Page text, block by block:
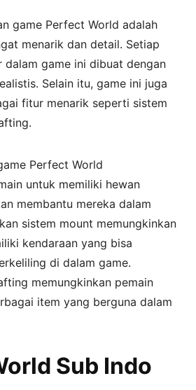
game Perfect World adalah
menarik dan detail. Setiap
dalam game ini dibuat dengan
Selain itu, game ini juga
fitur menarik seperti sistem
Perfect World
untuk memiliki hewan
membantu mereka dalam
sistem mount memungkinkan
kendaraan yang bisa
di dalam game.
memungkinkan pemain
item yang berguna dalam
Sub Indo